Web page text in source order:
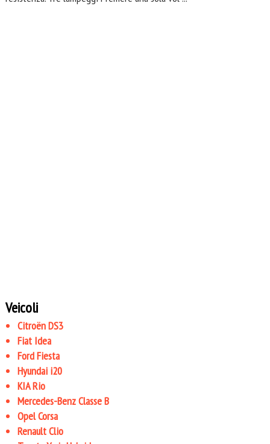
Veicoli
Citroën DS3
Fiat Idea
Ford Fiesta
Hyundai i20
KIA Rio
Mercedes-Benz Classe B
Opel Corsa
Renault Clio